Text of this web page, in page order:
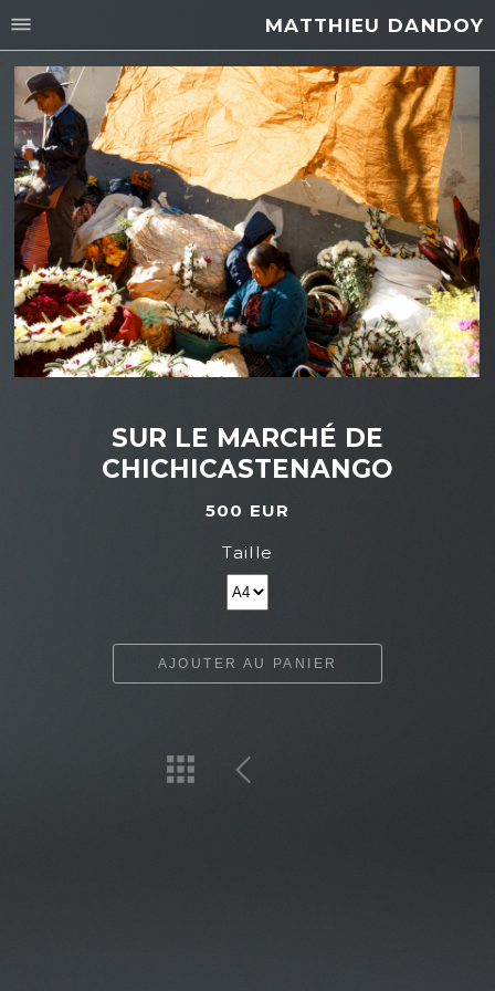
MATTHIEU DANDOY
SUR LE MARCHÉ DE
CHICHICASTENANGO
500 EUR
Taille
AJOUTER AU PANIER